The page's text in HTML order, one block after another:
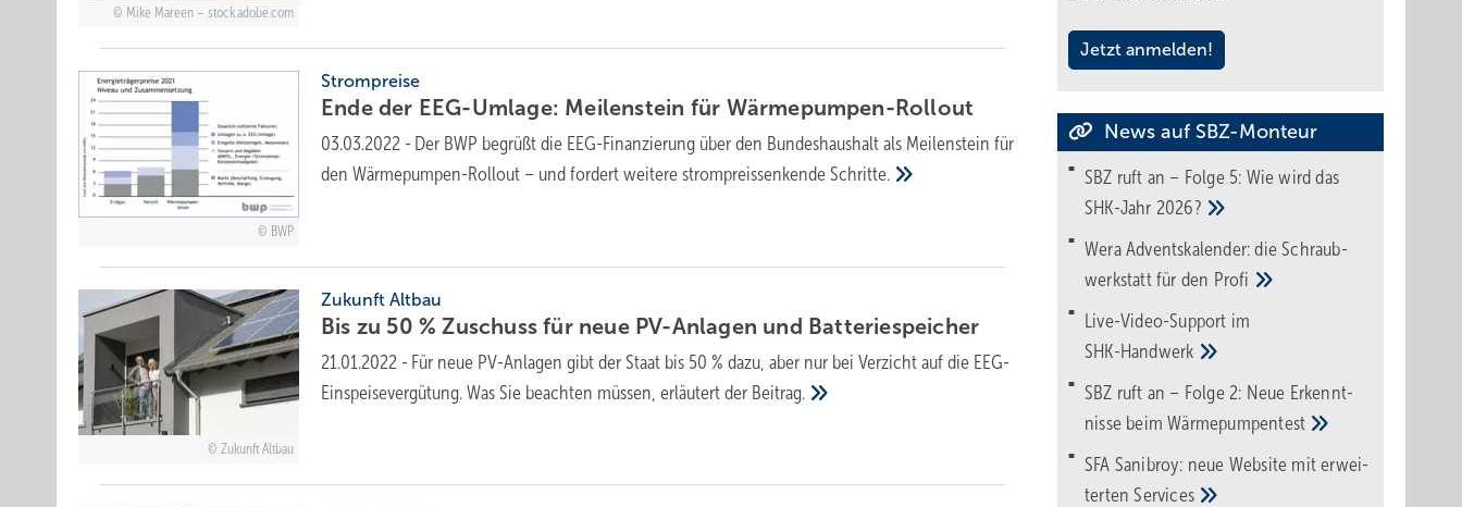
Mike Mareen – stock.adobe.com
BWP
Strompreise
Ende der EEG-Umlage: Meilenstein für Wärmepumpen-Rollout
03.03.2022 - Der BWP begrüßt die EEG-Finanzierung über den Bundeshaushalt als Meilenstein für
den Wärmepumpen-Rollout – und fordert weitere strompreissenkendeSchritte.
Zukunft Altbau
Zukunft Altbau
Bis zu 50 % Zuschuss für neue PV-Anlagen und Batteriespeicher
21.01.2022 - Für neue PV-Anlagen gibt der Staat bis 50 % dazu, aber nur bei Verzicht auf die EEG-
Einspeisevergütung. Was Sie beachten müssen, erläutert der Beitrag.
Jetzt anmelden!
News auf SBZ-Monteur
SBZ ruft an – Folge 5: Wie wird das
SHK-Jahr 2026?
Wera Adventskalender: die Schraub­
werk­statt für den Pro­fi
Live-Video-Support im
SHK-Handwerk
SBZ ruft an – Folge 2: Neue Erkennt­
nisse beimWärme­pumpen­test
SFA Sanibroy: neue Web­site mit erwei­
tertenServices